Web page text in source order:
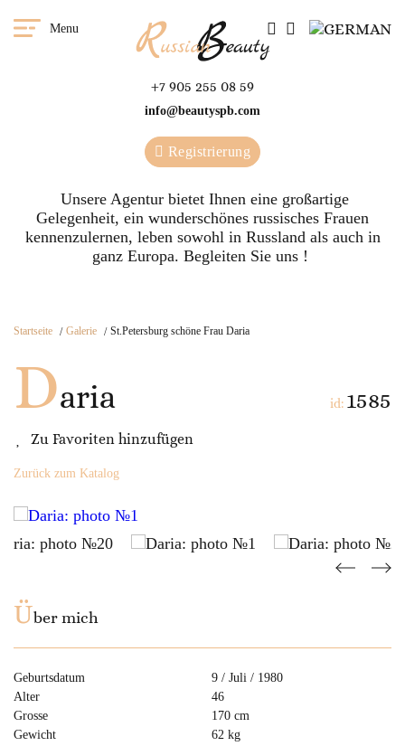
Menu
+7 905 255 08 59
info@beautyspb.com
Registrierung
Unsere Agentur bietet Ihnen eine großartige
Gelegenheit, ein wunderschönes russisches Frauen
kennenzulernen, leben sowohl in Russland als auch in
ganz Europa. Begleiten Sie uns !
Startseite Galerie St.Petersburg schöne Frau Daria
Daria
Zu Favoriten hinzufügen
id: 1585
Zurück zum Katalog
Über mich
Geburtsdatum
9 / Juli / 1980
Alter
46
Grosse
170 cm
Gewicht
62 kg